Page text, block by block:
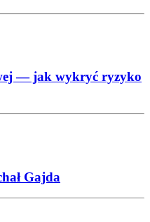
— jak wykryć ryzyko
Gajda